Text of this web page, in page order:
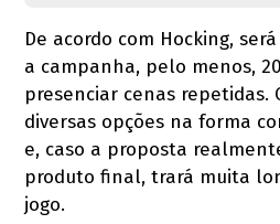
De acordo com Hocking,
a campanha, pelo menos,
presenciar cenas
diversas opções na forma
e, caso a proposta
produto final, trará muita
jogo.